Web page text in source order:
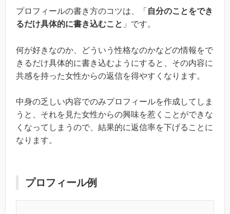
プロフィールの書き方のコツは、「 自分のことをでき
るだけ具体的に書き込むこと 」です。
何が好きなのか、どういう性格なのかなどの情報をで
きるだけ具体的に書き込むようにすると、その内容に
共感を持った女性からの返信を得やすくなります。
中身の乏しい内容でのみプロフィールを作成してしま
うと、それを見た女性からの興味を惹くことができな
くなってしまうので、結果的に返信率を下げることに
なります。
プロフィール例